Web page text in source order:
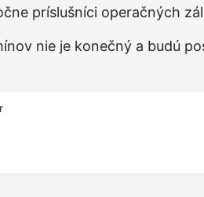
príslušníci operačných
nie je konečný a budú